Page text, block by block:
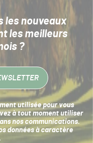
les nouveaux
les meilleurs
?
utilisée pour vous
à tout moment utiliser
nos communications.
données à caractère